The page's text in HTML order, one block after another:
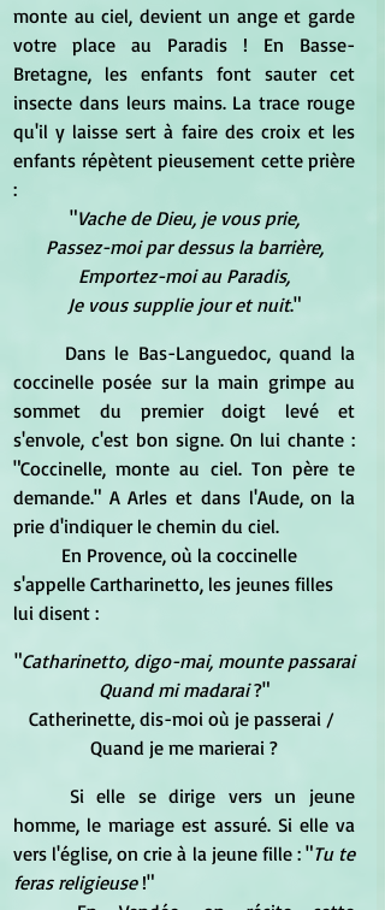
monte au ciel, devient un ange et garde
votre place au Paradis ! En Basse-
Bretagne, les enfants font sauter cet
insecte dans leurs mains. La trace rouge
qu'il y laisse sert à faire des croix et les
enfants répètent pieusement cette prière
:
"Vache de Dieu, je vous prie,
Passez-moi par dessus la barrière,
Emportez-moi au Paradis,
Je vous supplie jour et nuit."
coccinelle posée sur la main grimpe au
sommet du premier doigt levé et
s'envole, c'est bon signe. On lui chante :
"Coccinelle, monte au ciel. Ton père te
demande." A Arles et dans l'Aude, on la
prie d'indiquer le chemin du ciel.
s'appelle Cartharinetto, les jeunes filles
lui disent :
"Catharinetto, digo-mai, mounte passarai
Quand mi madarai ?"
Catherinette, dis-moi où je passerai /
Quand je me marierai ?
homme, le mariage est assuré. Si elle va
vers l'église, on crie à la jeune fille : "Tu te
feras religieuse !"